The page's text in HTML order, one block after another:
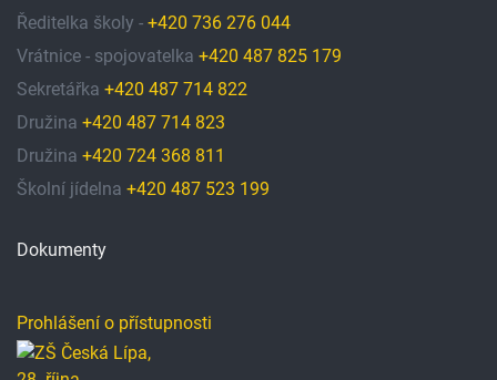
Ředitelka školy - +420 736 276 044
Vrátnice - spojovatelka +420 487 825 179
Sekretářka +420 487 714 822
Družina +420 487 714 823
Družina +420 724 368 811
Školní jídelna +420 487 523 199
Dokumenty
Prohlášení o přístupnosti